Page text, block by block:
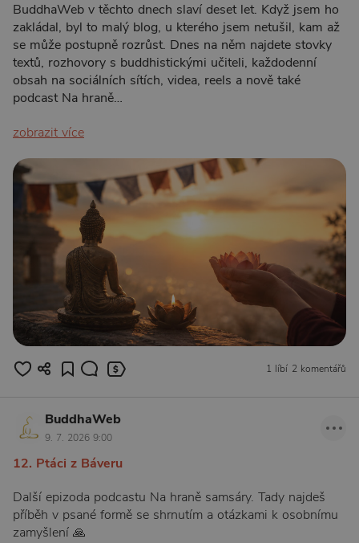
BuddhaWeb v těchto dnech slaví deset let. Když jsem ho
zakládal, byl to malý blog, u kterého jsem netušil, kam až
se může postupně rozrůst. Dnes na něm najdete stovky
textů, rozhovory s buddhistickými učiteli, každodenní
obsah na sociálních sítích, videa, reels a nově také
podcast Na hraně…
zobrazit více
1 líbí 2 komentářů
BuddhaWeb
9. 7. 2026 9:00
12. Ptáci z Báveru
Další epizoda podcastu Na hraně samsáry. Tady najdeš
příběh v psané formě se shrnutím a otázkami k osobnímu
zamyšlení 🙏